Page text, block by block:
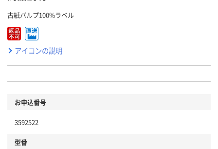
古紙パルプ100%ラベル
アイコンの説明
お申込番号
3592522
型番